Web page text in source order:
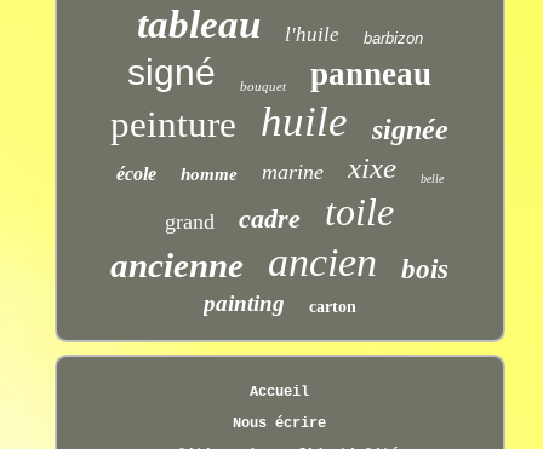
tableau l'huile barbizon
signé bouquet panneau
peinture huile signée
école homme marine xixe belle
grand cadre toile
ancienne ancien bois
painting carton
Accueil
Nous écrire